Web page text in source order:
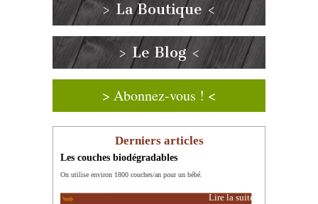
> La Boutique <
> Le Blog <
> Abonnez-vous ! <
Derniers articles
Les couches biodégradables
On utilise environ 1800 couches/an pour un bébé.
Lire la suite